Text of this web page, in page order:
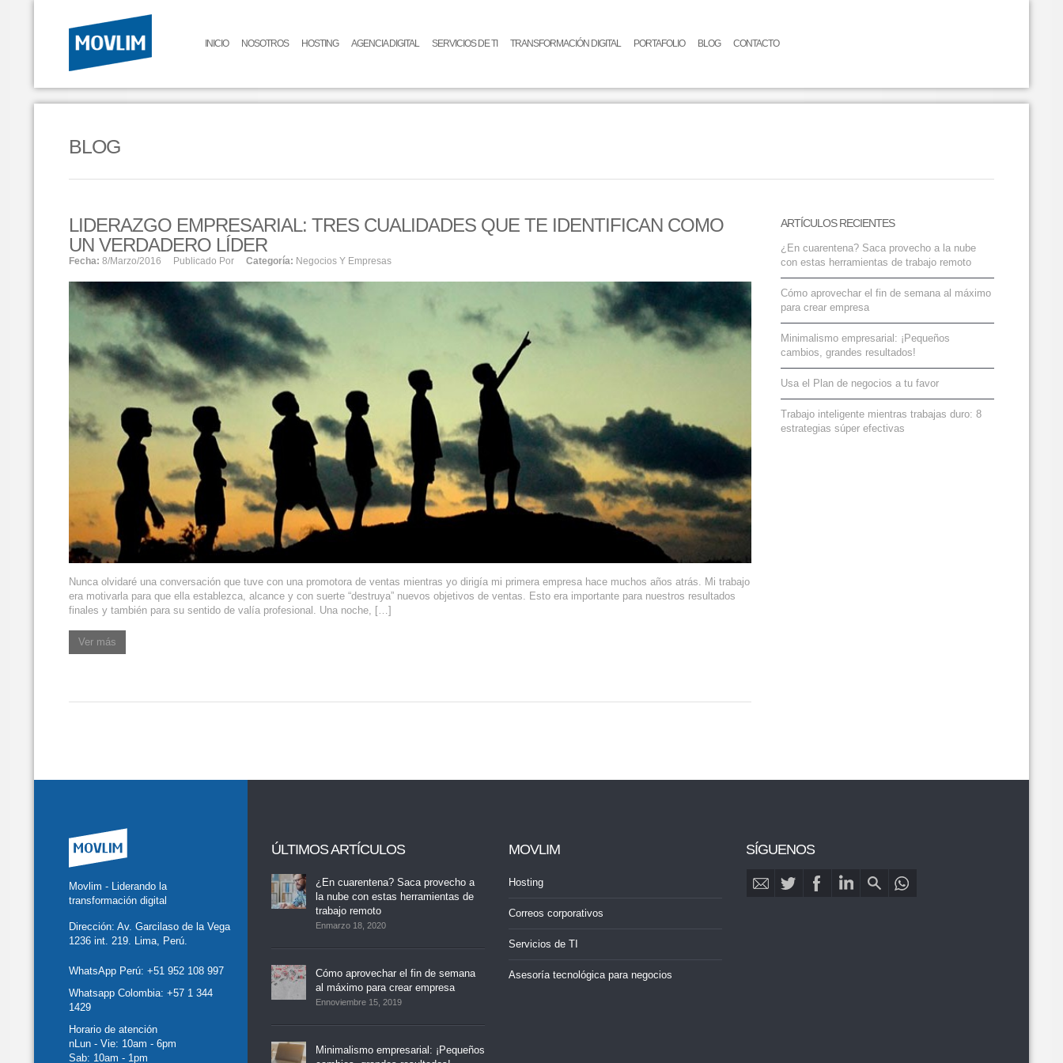
INICIO NOSOTROS HOSTING AGENCIA DIGITAL SERVICIOS DE TI TRANSFORMACIÓN DIGITAL PORTAFOLIO BLOG CONTACTO
BLOG
LIDERAZGO EMPRESARIAL: TRES CUALIDADES QUE TE IDENTIFICAN COMO
UN VERDADERO LÍDER
Fecha: 8/marzo/2016 Publicado Por Categoría: Negocios Y Empresas
Nunca olvidaré una conversación que tuve con una promotora de ventas mientras yo dirigía mi primera empresa hace muchos años atrás. Mi trabajo
era motivarla para que ella establezca, alcance y con suerte “destruya” nuevos objetivos de ventas. Esto era importante para nuestros resultados
finales y también para su sentido de valía profesional. Una noche, […]
Ver más
ARTÍCULOS RECIENTES
¿En cuarentena? Saca provecho a la nube
con estas herramientas de trabajo remoto
Cómo aprovechar el fin de semana al máximo
para crear empresa
Minimalismo empresarial: ¡Pequeños
cambios, grandes resultados!
Usa el Plan de negocios a tu favor
Trabajo inteligente mientras trabajas duro: 8
estrategias súper efectivas
Movlim - Liderando la
transformación digital
Dirección: Av. Garcilaso de la Vega
1236 int. 219. Lima, Perú.
WhatsApp Perú: +51 952 108 997
Whatsapp Colombia: +57 1 344
1429
Horario de atención
nLun - Vie: 10am - 6pm
Sab: 10am - 1pm
ÚLTIMOS ARTÍCULOS
¿En cuarentena? Saca provecho a
la nube con estas herramientas de
trabajo remoto
Enmarzo 18, 2020
Cómo aprovechar el fin de semana
al máximo para crear empresa
Ennoviembre 15, 2019
Minimalismo empresarial: ¡Pequeños
MOVLIM
Hosting
Correos corporativos
Servicios de TI
Asesoría tecnológica para negocios
SÍGUENOS